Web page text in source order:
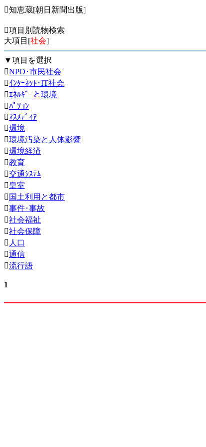
知恵蔵[朝日新聞出版]
項目別読物検索
大項目[社会]
▼項目を選択
NPO･市民社会
ｲﾝﾀｰﾈｯﾄ･IT社会
ｴﾈﾙｷﾞｰと環境
ﾊﾟｿｺﾝ
ﾏｽﾒﾃﾞｨｱ
環境
環境汚染と人体影響
環境経済
教育
交通ｼｽﾃﾑ
皇室
 国土利用と都市
事件･事故
社会福祉
社会保障
 人口
通信
流行語
1